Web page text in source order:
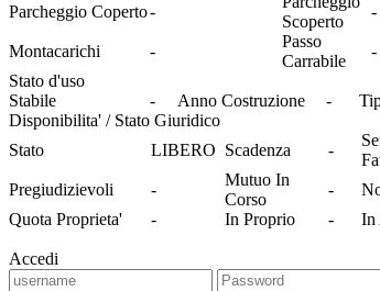
Parcheggio Coperto-
Scoperto
-
Montacarichi -
Passo
Carrabile
-
Stato d'uso
Stabile
- Anno Costruzione -
Disponibilita' / Stato Giuridico
Stato
LIBERO Scadenza -
Pregiudizievoli -
Mutuo In
Corso
-
Quota Proprieta'
- In Proprio - In
Accedi